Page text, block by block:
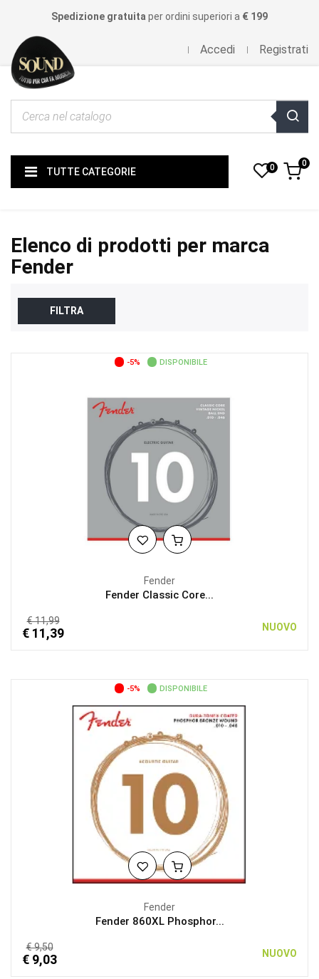
Spedizione gratuita per ordini superiori a € 199
Accedi Registrati
TUTTE CATEGORIE 0 0
Elenco di prodotti per marca
Fender
FILTRA
-5% DISPONIBILE
Fender
Fender Classic Core...
€ 11,99
€ 11,39 NUOVO
-5% DISPONIBILE
Fender
Fender 860XL Phosphor...
€ 9,50
€ 9,03 NUOVO